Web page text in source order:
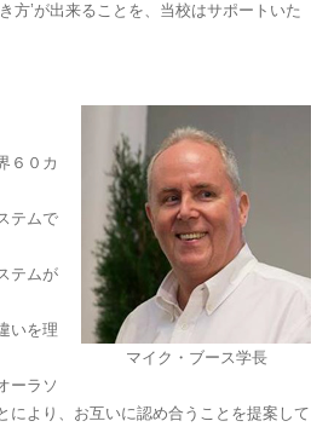
方’が出来ることを、当校はサポートいた
マイク・ブース学長
６０カ
テムで
テムが
いを理
ーラソ
により、お互いに認め合うことを提案して